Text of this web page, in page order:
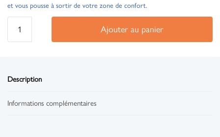
et vous pousse à sortir de votre zone de confort.
Ajouter au panier
Description
Informations complémentaires